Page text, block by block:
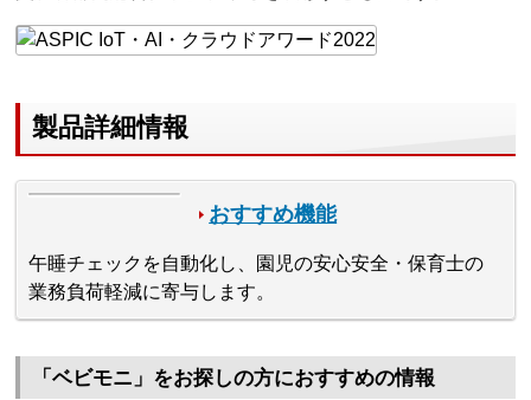
製品詳細情報
おすすめ機能
午睡チェックを自動化し、園児の安心安全・保育士の
業務負荷軽減に寄与します。
「ベビモニ」をお探しの方におすすめの情報